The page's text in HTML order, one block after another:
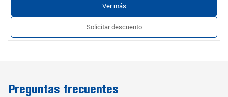
Ver más
Solicitar descuento
Preguntas frecuentes